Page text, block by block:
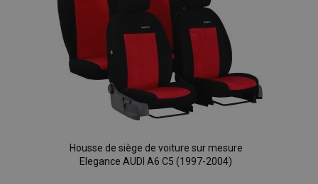
d'achats
Housse de siège de voiture sur mesure
Elegance AUDI A6 C5 (1997-2004)